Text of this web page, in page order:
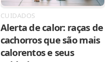
CUIDADOS
Alerta de calor: raças de
cachorros que são mais
calorentos e seus